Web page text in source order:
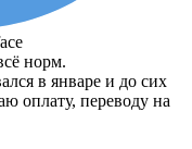
норм.
в январе и до сих
оплату, переводу на